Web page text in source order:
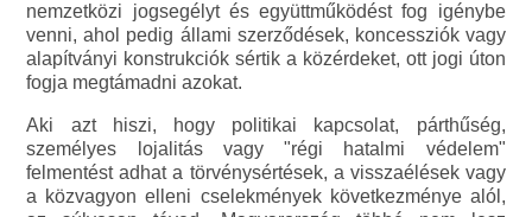
nemzetközi jogsegélyt és együttműködést fog igénybe
venni, ahol pedig állami szerződések, koncessziók vagy
alapítványi konstrukciók sértik a közérdeket, ott jogi úton
fogja megtámadni azokat.
Aki azt hiszi, hogy politikai kapcsolat, párthűség,
személyes lojalitás vagy "régi hatalmi védelem"
felmentést adhat a törvénysértések, a visszaélések vagy
a közvagyon elleni cselekmények következménye alól,